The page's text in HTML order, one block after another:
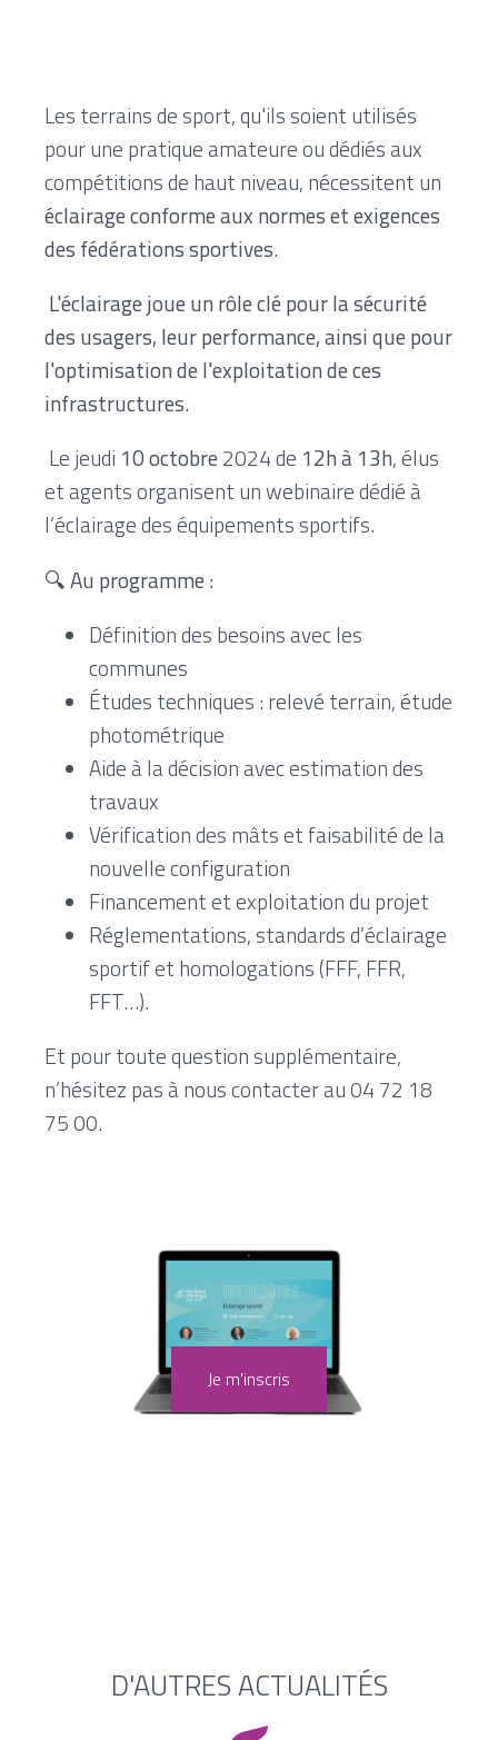
Les terrains de sport, qu'ils soient utilisés
pour une pratique amateure ou dédiés aux
compétitions de haut niveau, nécessitent un
éclairage conforme aux normes et exigences
des fédérations sportives.
L'éclairage joue un rôle clé pour la sécurité
des usagers, leur performance, ainsi que pour
l'optimisation de l'exploitation de ces
infrastructures.
Le jeudi 10 octobre2024 de 12h à 13h, élus
et agents organisent un webinaire dédié à
l’éclairage des équipements sportifs.
🔍 Au programme :
Définition des besoins avec les
communes
Études techniques : relevé terrain, étude
photométrique
Aide à la décision avec estimation des
travaux
Vérification des mâts et faisabilité de la
nouvelle configuration
Financement et exploitation du projet
Réglementations, standards d’éclairage
sportif et homologations (FFF, FFR,
FFT…).
Et pour toute question supplémentaire,
n’hésitez pas à nous contacter au 04 72 18
75 00.
Je m'inscris
D'AUTRES ACTUALITÉS